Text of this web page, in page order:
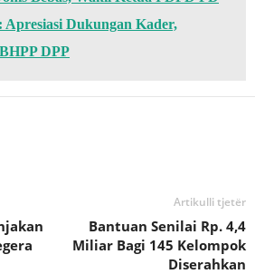
Dukungan Kader,
DPP
Artikulli tjetër
Bantuan Senilai Rp. 4,4
Miliar Bagi 145 Kelompok
Diserahkan